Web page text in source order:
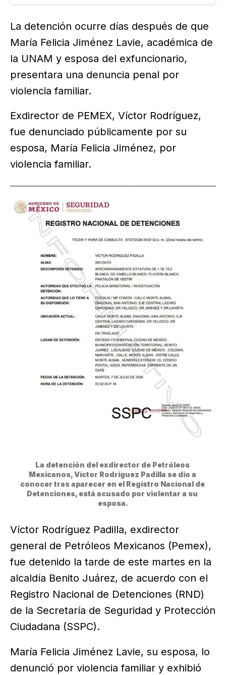
esposa circulara un video…
La detención ocurre días después de que
María Felicia Jiménez Lavie, académica de
la UNAM y esposa del exfuncionario,
presentara una denuncia penal por
violencia familiar.
Exdirector de PEMEX, Víctor Rodríguez,
fue denunciado públicamente por su
esposa, María Felicia Jiménez, por
violencia familiar.
La detención del exdirector de Petróleos
Mexicanos, Víctor Rodríguez Padilla se dio a
conocer tras aparecer en el Registro Nacional de
Detenciones, está acusado por violentar a su
esposa.
Víctor Rodríguez Padilla, exdirector
general de Petróleos Mexicanos (Pemex),
fue detenido la tarde de este martes en la
alcaldía Benito Juárez, de acuerdo con el
Registro Nacional de Detenciones (RND)
de la Secretaría de Seguridad y Protección
Ciudadana (SSPC).
María Felicia Jiménez Lavie, su esposa, lo
denunció por violencia familiar y exhibió